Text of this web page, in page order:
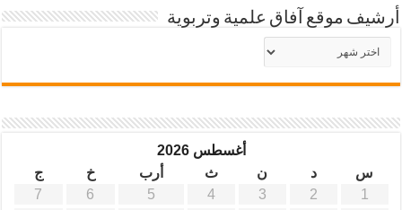
أرشيف موقع آفاق علمية وتربوية
أرشيف
موقع
آفاق
أغسطس 2026
س
د ن ث أرب خ
ج
1
2
3
4
5
6
7